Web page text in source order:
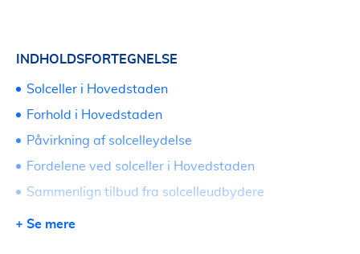
INDHOLDSFORTEGNELSE
Solceller i Hovedstaden
Forhold i Hovedstaden
Påvirkning af solcelleydelse
Fordelene ved solceller i Hovedstaden
Sammenlign tilbud fra solcelleudbydere
Udfyld vores formular for tilbud
Se mere